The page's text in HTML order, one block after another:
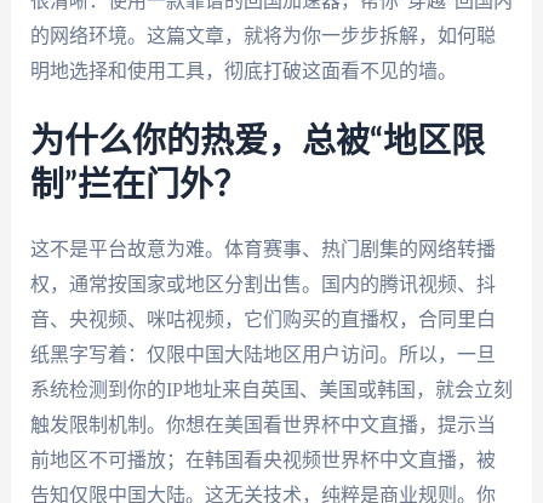
的网络环境。这篇文章，就将为你一步步拆解，如何聪
明地选择和使用工具，彻底打破这面看不见的墙。
为什么你的热爱，总被“地区限
制”拦在门外？
这不是平台故意为难。体育赛事、热门剧集的网络转播
权，通常按国家或地区分割出售。国内的腾讯视频、抖
音、央视频、咪咕视频，它们购买的直播权，合同里白
纸黑字写着：仅限中国大陆地区用户访问。所以，一旦
系统检测到你的IP地址来自英国、美国或韩国，就会立刻
触发限制机制。你想在美国看世界杯中文直播，提示当
前地区不可播放；在韩国看央视频世界杯中文直播，被
告知仅限中国大陆。这无关技术，纯粹是商业规则。你